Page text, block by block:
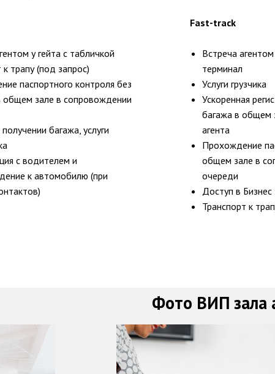
у гейта с табличкой
к трапу (под запрос)
паспортного контроля без
общем зале в сопровождении
багажа, услуги
с водителем и
к автомобилю (при
Fast-track
Встреча
терминал
Услуги грузчика
Ускоренная
багажа в общем
агента
Прохождение
общем зале в
очереди
Доступ в Бизнес
Транспорт к
Фото ВИП зала